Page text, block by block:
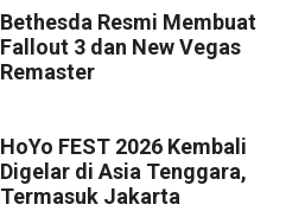
Bethesda Resmi Membuat
Fallout 3 dan New Vegas
Remaster
HoYo FEST 2026 Kembali
Digelar di Asia Tenggara,
Termasuk Jakarta